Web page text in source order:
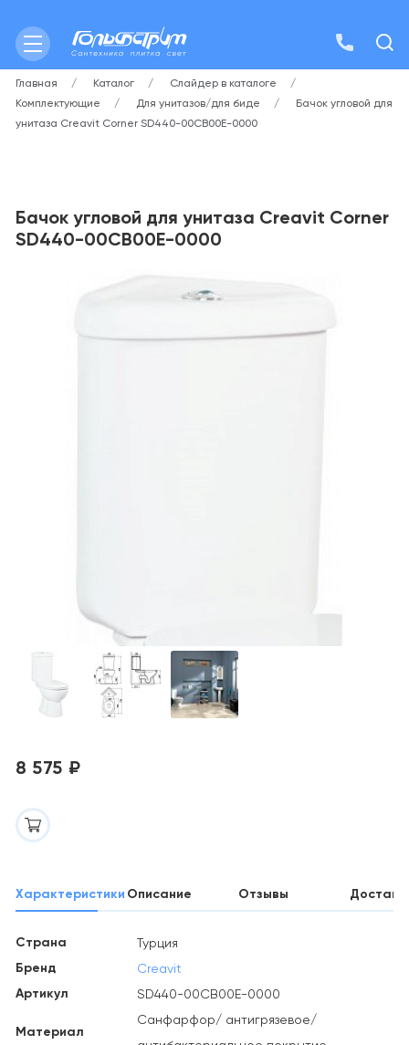
Главная Каталог
Слайдер в каталоге
Комплектующие
Для унитазов/для биде
Бачок угловой для
унитаза Creavit Corner SD440-00CB00E-0000
Бачок угловой для унитаза Creavit Corner
SD440-00CB00E-0000
8 575 ₽
Характеристики Описание Отзывы
Страна Турция
Бренд Creavit
Артикул SD440-00CB00E-0000
Материал
Санфарфор/ антигрязевое/